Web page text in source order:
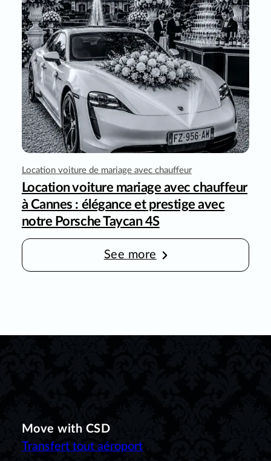
See more
Location voiture de mariage avec chauffeur
Location voiture mariage avec chauffeur
à Cannes : élégance et prestige avec
notre Porsche Taycan 4S
Move with CSD
Transfert tout aéroport